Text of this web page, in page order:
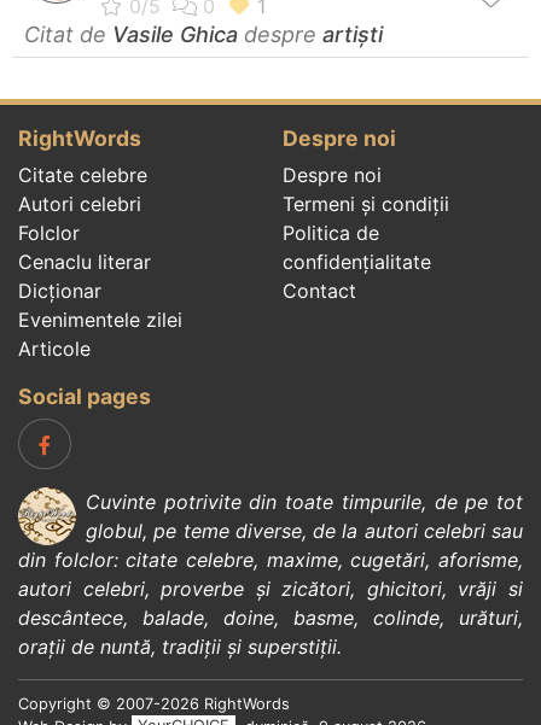
Citat de Vasile Ghica despre artiști
RightWords
Citate celebre
Autori celebri
Folclor
Cenaclu literar
Dicționar
Evenimentele zilei
Articole
Despre noi
Despre noi
Termeni și condiții
Politica de
confidenţialitate
Contact
Social pages
Cuvinte potrivite din toate timpurile, de pe tot
globul, pe teme diverse, de la autori celebrisau
din folclor:citate celebre, maxime,cugetări,aforisme,
autori celebri,proverbe și zicători, ghicitori, vrăji si
descântece, balade, doine, basme, colinde, urături,
orații de nuntă, tradiții și superstiții.
Copyright © 2007-2026 RightWords